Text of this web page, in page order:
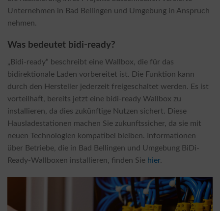
Unternehmen in Bad Bellingen und Umgebung in Anspruch
nehmen.
Was bedeutet bidi-ready?
„Bidi-ready“ beschreibt eine Wallbox, die für das
bidirektionale Laden vorbereitet ist. Die Funktion kann
durch den Hersteller jederzeit freigeschaltet werden. Es ist
vorteilhaft, bereits jetzt eine bidi-ready Wallbox zu
installieren, da dies zukünftige Nutzen sichert. Diese
Hausladestationen machen Sie zukunftssicher, da sie mit
neuen Technologien kompatibel bleiben. Informationen
über Betriebe, die in Bad Bellingen und Umgebung BiDi-
Ready-Wallboxen installieren, finden Sie hier.